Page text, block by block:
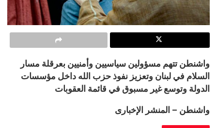
واشنطن تتهم مسؤولين سياسيين وأمنيين بعرقلة مسار
السلام في لبنان وتعزيز نفوذ حزب الله داخل مؤسسات
الدولة وتوسع غير مسبوق في قائمة العقوبات
واشنطن – المنشر الإخبارى